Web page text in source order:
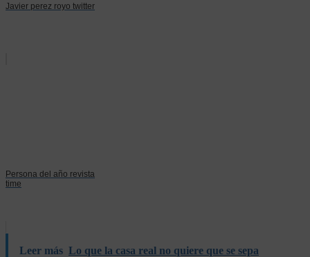
Javier perez royo twitter
Persona del año revista
time
Leer más Lo que la casa real no quiere que se sepa